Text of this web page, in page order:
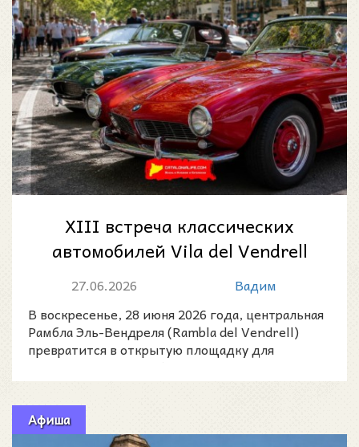
XIII встреча классических
автомобилей Vila del Vendrell
2026: ретро-авто и мотоциклы
27.06.2026
Вадим
В воскресенье, 28 июня 2026 года, центральная
Рамбла Эль-Вендреля (Rambla del Vendrell)
превратится в открытую площадку для
Афиша